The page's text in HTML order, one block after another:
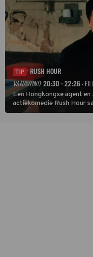
TIP
RUSH HOUR
VANAVOND 20:30 - 22:26 ·
Een Hongkongse agent
actiekomedie Rush Hour
van een leien dakje.